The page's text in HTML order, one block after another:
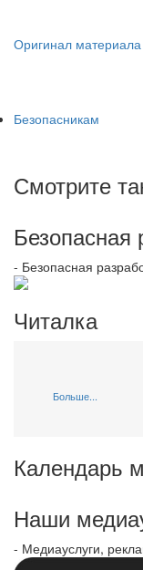
Оригинал материала
Безопасникам
Смотрите
Безопасная
- Безопасная
Читалка
Больше...
Календарь
Наши
- Медиауслуги,